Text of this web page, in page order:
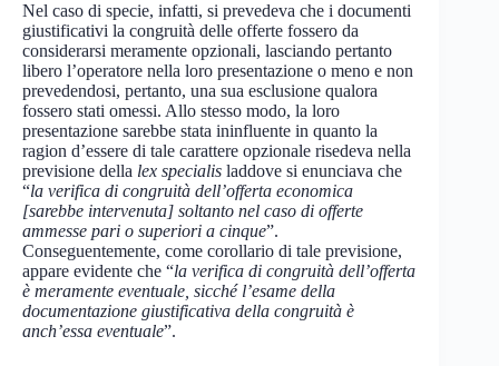
Nel caso di specie, infatti, si prevedeva che i documenti
giustificativi la congruità delle offerte fossero da
considerarsi meramente opzionali, lasciando pertanto
libero l’operatore nella loro presentazione o meno e non
prevedendosi, pertanto, una sua esclusione qualora
fossero stati omessi. Allo stesso modo, la loro
presentazione sarebbe stata ininfluente in quanto la
ragion d’essere di tale carattere opzionale risedeva nella
previsione della lex specialis laddove si enunciava che
“la verifica di congruità dell’offerta economica
[sarebbe intervenuta] soltanto nel caso di offerte
ammesse pari o superiori a cinque”.
Conseguentemente, come corollario di tale previsione,
appare evidente che “la verifica di congruità dell’offerta
è meramente eventuale, sicché l’esame della
documentazione giustificativa della congruità è
anch’essa eventuale”.